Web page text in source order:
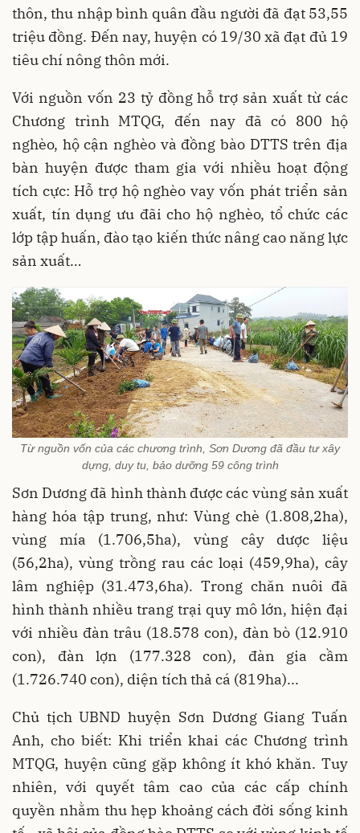
thôn, thu nhập bình quân đầu người đã đạt 53,55
triệu đồng. Đến nay, huyện có 19/30 xã đạt đủ 19
tiêu chí nông thôn mới.
Với nguồn vốn 23 tỷ đồng hỗ trợ sản xuất từ các
Chương trình MTQG, đến nay đã có 800 hộ
nghèo, hộ cận nghèo và đồng bào DTTS trên địa
bàn huyện được tham gia với nhiều hoạt động
tích cực: Hỗ trợ hộ nghèo vay vốn phát triển sản
xuất, tín dụng ưu đãi cho hộ nghèo, tổ chức các
lớp tập huấn, đào tạo kiến thức nâng cao năng lực
sản xuất…
Từ nguồn vốn của các chương trình, Sơn Dương đã đầu tư xây
dựng, duy tu, bảo dưỡng 59 công trình
Sơn Dương đã hình thành được các vùng sản xuất
hàng hóa tập trung, như: Vùng chè (1.808,2ha),
vùng mía (1.706,5ha), vùng cây dược liệu
(56,2ha), vùng trồng rau các loại (459,9ha), cây
lâm nghiệp (31.473,6ha). Trong chăn nuôi đã
hình thành nhiều trang trại quy mô lớn, hiện đại
với nhiều đàn trâu (18.578 con), đàn bò (12.910
con), đàn lợn (177.328 con), đàn gia cầm
(1.726.740 con), diện tích thả cá (819ha)...
Chủ tịch UBND huyện Sơn Dương Giang Tuấn
Anh, cho biết: Khi triển khai các Chương trình
MTQG, huyện cũng gặp không ít khó khăn. Tuy
nhiên, với quyết tâm cao của các cấp chính
quyền nhằm thu hẹp khoảng cách đời sống kinh